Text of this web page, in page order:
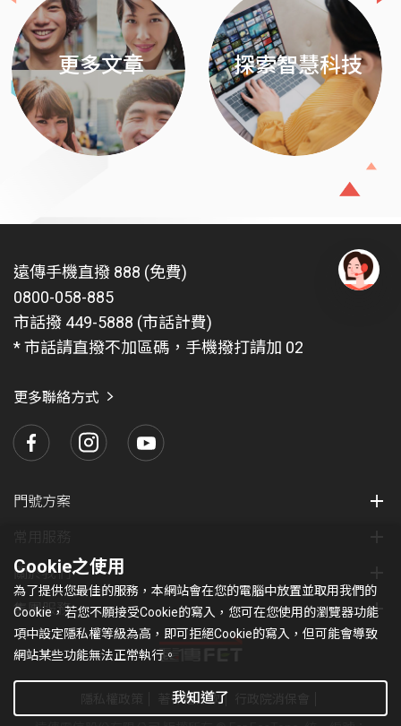
更多文章 探索智慧科技
遠傳手機直撥 888 (免費)
0800-058-885
市話撥 449-5888 (市話計費)
* 市話請直撥不加區碼，手機撥打請加 02
更多聯絡方式
門號方案
關於我們
集團服務
著作權條款
Cookie之使用
為了提供您最佳的服務，本網站會在您的電腦中放置並取用我們的
Cookie，若您不願接受Cookie的寫入，您可在您使用的瀏覽器功能
項中設定隱私權等級為高，即可拒絕Cookie的寫入，但可能會導致
網站某些功能無法正常執行。
我知道了